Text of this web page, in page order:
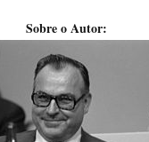
Sobre o Autor: